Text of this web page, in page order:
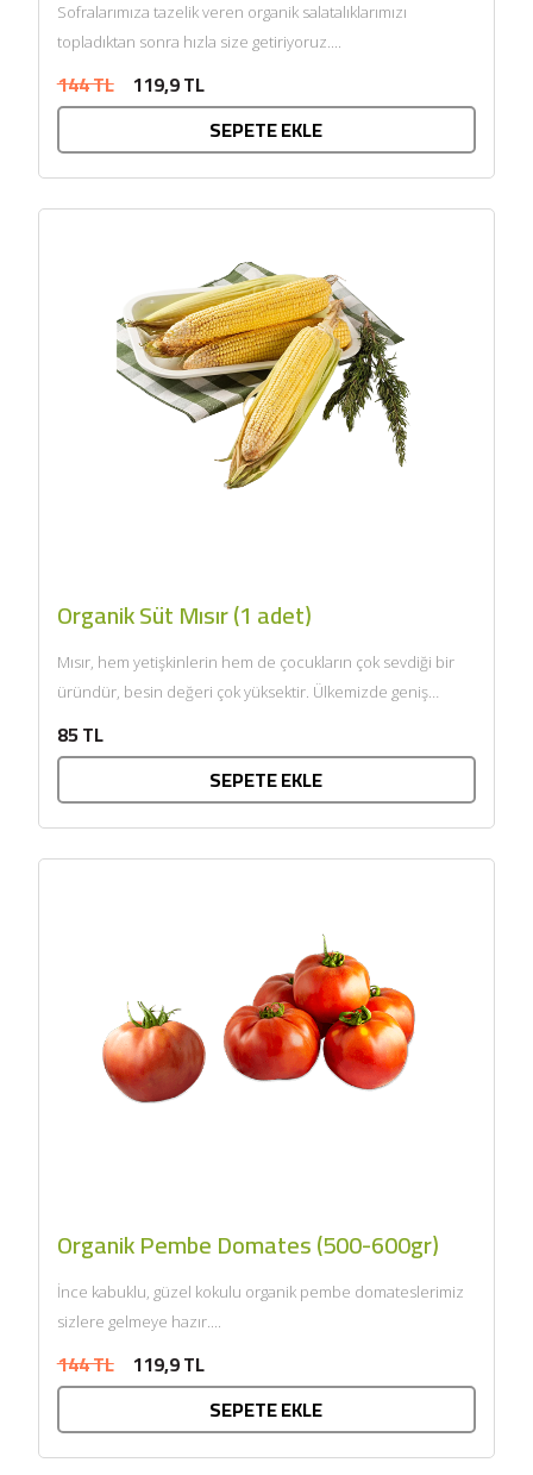
Sofralarımıza tazelik veren organik salatalıklarımızı
topladıktan sonra hızla size getiriyoruz....
144 TL 119,9 TL
SEPETE EKLE
Organik Süt Mısır (1 adet)
Mısır, hem yetişkinlerin hem de çocukların çok sevdiği bir
üründür, besin değeri çok yüksektir. Ülkemizde geniş
85 TL
SEPETE EKLE
Organik Pembe Domates (500-600gr)
İnce kabuklu, güzel kokulu organik pembe domateslerimiz
sizlere gelmeye hazır....
144 TL 119,9 TL
SEPETE EKLE